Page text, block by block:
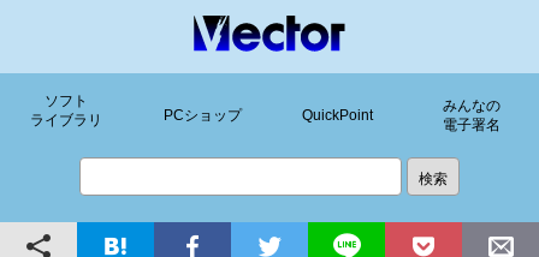
ソフト
ライブラリ
PCショップ QuickPoint
みんなの
電子署名